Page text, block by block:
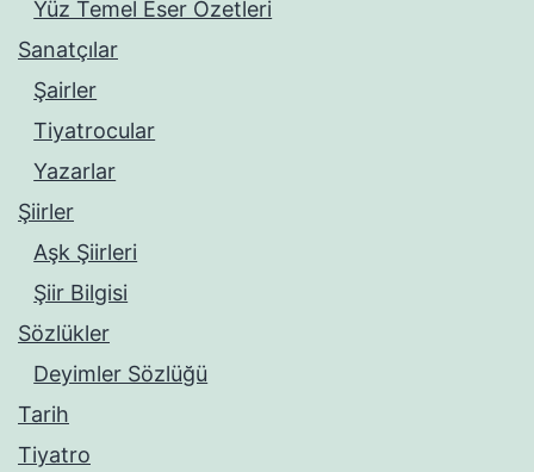
Yüz Temel Eser Özetleri
Sanatçılar
Şairler
Tiyatrocular
Yazarlar
Şiirler
Aşk Şiirleri
Şiir Bilgisi
Sözlükler
Deyimler Sözlüğü
Tarih
Tiyatro